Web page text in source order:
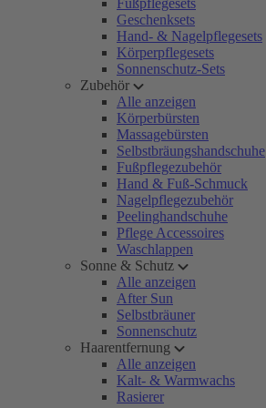
Fußpflegesets
Geschenksets
Hand- & Nagelpflegesets
Körperpflegesets
Sonnenschutz-Sets
Zubehör
Alle anzeigen
Körperbürsten
Massagebürsten
Selbstbräungshandschuhe
Fußpflegezubehör
Hand & Fuß-Schmuck
Nagelpflegezubehör
Peelinghandschuhe
Pflege Accessoires
Waschlappen
Sonne & Schutz
Alle anzeigen
After Sun
Selbstbräuner
Sonnenschutz
Haarentfernung
Alle anzeigen
Kalt- & Warmwachs
Rasierer